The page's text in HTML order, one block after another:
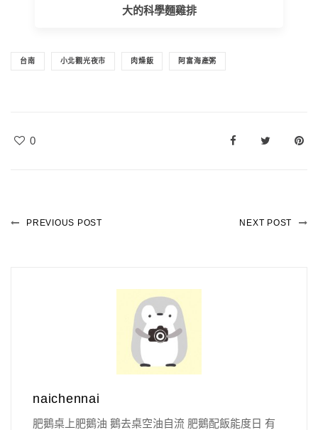
大的科學麵雞排
台南 小北觀光夜市 肉燥飯 阿富海產粥
0
PREVIOUS POST NEXT POST
naichennai
肥鵝桌上肥鵝油 鵝去桌空油自流 肥鵝配飯能度日 有